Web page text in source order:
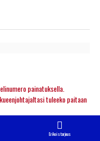
painatuksella.
tuleeko paitaan
Erikoistarjous